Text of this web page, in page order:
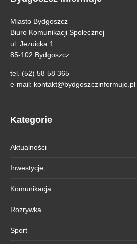
Miasto Bydgoszcz
Biuro Komunikacji Społecznej
ul. Jezuicka 1
85-102 Bydgoszcz
tel. (52) 58 58 365
e-mail: kontakt@bydgoszczinformuje.pl
Kategorie
Aktualności
Inwestycje
Komunikacja
Rozrywka
Sport